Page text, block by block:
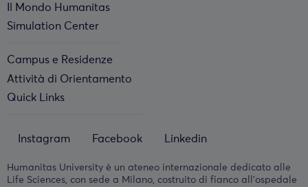
Humanitas University è un ateneo internazionale dedicato alle
Life Sciences, con sede a Milano, costruito di fianco all'ospedale
Il Mondo Humanitas
Simulation Center
Campus e Residenze
Attività di Orientamento
Quick Links
Instagram Facebook Linkedin